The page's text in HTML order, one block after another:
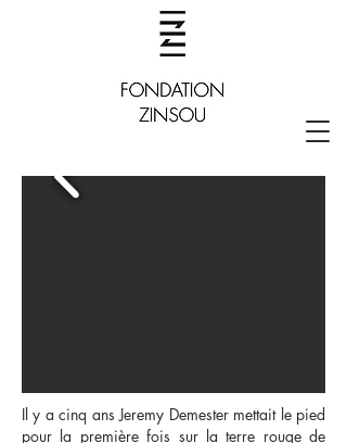
Il y a cinq ans Jeremy Demester mettait le pied
pour la première fois sur la terre rouge de